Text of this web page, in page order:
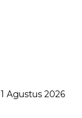
1 Agustus 2026